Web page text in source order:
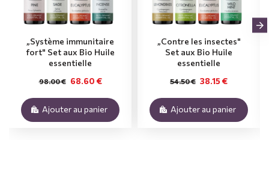
„Système immunitaire
fort" Set aux Bio Huile
essentielle
68.60 €
98.00 €
Ajouter au panier
„Contre les insectes"
Set aux Bio Huile
essentielle
38.15 €
54.50 €
Ajouter au panier